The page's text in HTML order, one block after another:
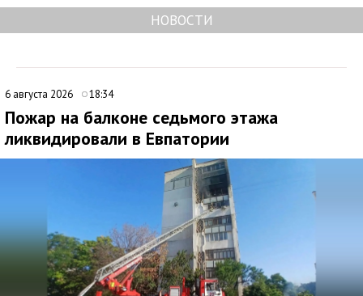
НОВОСТИ
6 августа 2026 18:34
Пожар на балконе седьмого этажа
ликвидировали в Евпатории